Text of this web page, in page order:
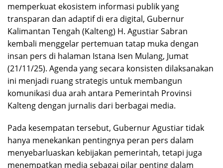
memperkuat ekosistem informasi publik yang
transparan dan adaptif di era digital, Gubernur
Kalimantan Tengah (Kalteng) H. Agustiar Sabran
kembali menggelar pertemuan tatap muka dengan
insan pers di halaman Istana Isen Mulang, Jumat
(21/11/25). Agenda yang secara konsisten dilaksanakan
ini menjadi ruang strategis untuk membangun
komunikasi dua arah antara Pemerintah Provinsi
Kalteng dengan jurnalis dari berbagai media.
Pada kesempatan tersebut, Gubernur Agustiar tidak
hanya menekankan pentingnya peran pers dalam
menyebarluaskan kebijakan pemerintah, tetapi juga
menempatkan media sebagai pilar penting dalam